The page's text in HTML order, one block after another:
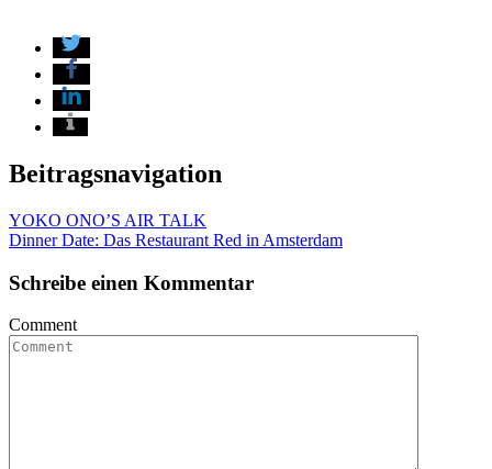
Beitragsnavigation
YOKO ONO’S AIR TALK
Dinner Date: Das Restaurant Red in Amsterdam
Schreibe einen Kommentar
Comment